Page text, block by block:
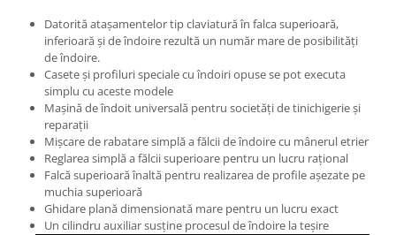
Exhaustor pentru aschii metal
Masini de gaurit cu talpa
magnetica
Instalatii de spalare a pieselor
carbura
Lame de ferăstrău cu acoperire
TiN
Panze de taiere cu banda verticala
Panze de taiere metal pentru
ferastraie
Roti de lustruit
Standuri pentru ferăstraie cu
bandă
Datorită ataşamentelor tip claviatură în falca superioară,
inferioară şi de îndoire rezultă un număr mare de posibilităţi
de îndoire.
Casete şi profiluri speciale cu îndoiri opuse se pot executa
simplu cu aceste modele
Maşină de îndoit universală pentru societăţi de tinichigerie şi
reparaţii
Mişcare de rabatare simplă a fălcii de îndoire cu mânerul etrier
Reglarea simplă a fălcii superioare pentru un lucru raţional
Falcă superioară înaltă pentru realizarea de profile aşezate pe
muchia superioară
Ghidare plană dimensionată mare pentru un lucru exact
Un cilindru auxiliar susţine procesul de îndoire la teşire